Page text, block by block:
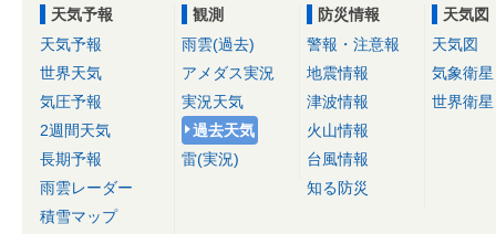
天気予報
天気予報
世界天気
気圧予報
2週間天気
長期予報
雨雲レーダー
積雪マップ
観測
雨雲(過去)
アメダス実況
実況天気
過去天気
雷(実況)
防災情報
警報・注意報
地震情報
津波情報
火山情報
台風情報
知る防災
天気図
天気図
気象衛星
世界衛星